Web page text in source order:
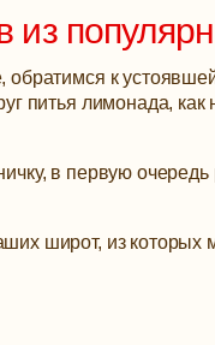
из
обратимся к
питья лимонада,
в первую очередь
широт, из